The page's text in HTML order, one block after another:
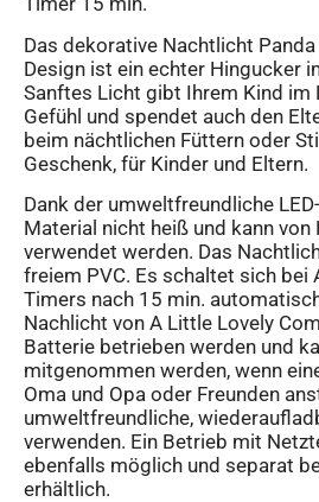
Das dekorative Nachtlicht
Design ist ein echter Hingucker
Sanftes Licht gibt Ihrem Kind im
Gefühl und spendet auch den
beim nächtlichen Füttern oder
Geschenk, für Kinder und Eltern.
Dank der umweltfreundliche
Material nicht heiß und kann von
verwendet werden. Das
freiem PVC. Es schaltet sich bei
Timers nach 15 min.
Nachlicht von A Little Lovely
Batterie betrieben werden und
mitgenommen werden, wenn
Oma und Opa oder Freunden
umweltfreundliche,
verwenden. Ein Betrieb mit
ebenfalls möglich und separat
erhältlich.